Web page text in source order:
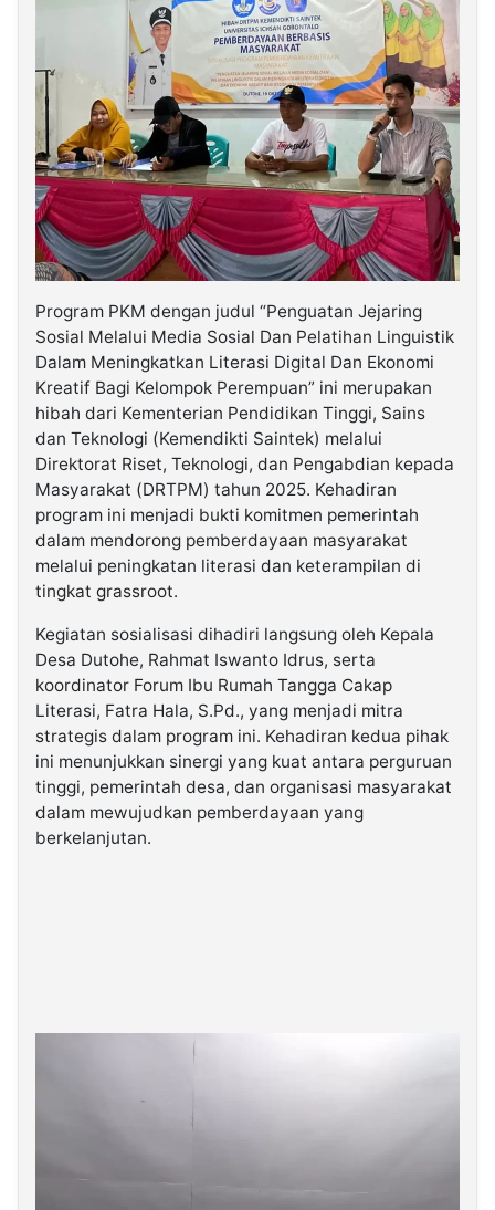
Program PKM dengan judul “Penguatan Jejaring
Sosial Melalui Media Sosial Dan Pelatihan Linguistik
Dalam Meningkatkan Literasi Digital Dan Ekonomi
Kreatif Bagi Kelompok Perempuan” ini merupakan
hibah dari Kementerian Pendidikan Tinggi, Sains
dan Teknologi (Kemendikti Saintek) melalui
Direktorat Riset, Teknologi, dan Pengabdian kepada
Masyarakat (DRTPM) tahun 2025. Kehadiran
program ini menjadi bukti komitmen pemerintah
dalam mendorong pemberdayaan masyarakat
melalui peningkatan literasi dan keterampilan di
tingkat grassroot.
Kegiatan sosialisasi dihadiri langsung oleh Kepala
Desa Dutohe, Rahmat Iswanto Idrus, serta
koordinator Forum Ibu Rumah Tangga Cakap
Literasi, Fatra Hala, S.Pd., yang menjadi mitra
strategis dalam program ini. Kehadiran kedua pihak
ini menunjukkan sinergi yang kuat antara perguruan
tinggi, pemerintah desa, dan organisasi masyarakat
dalam mewujudkan pemberdayaan yang
berkelanjutan.